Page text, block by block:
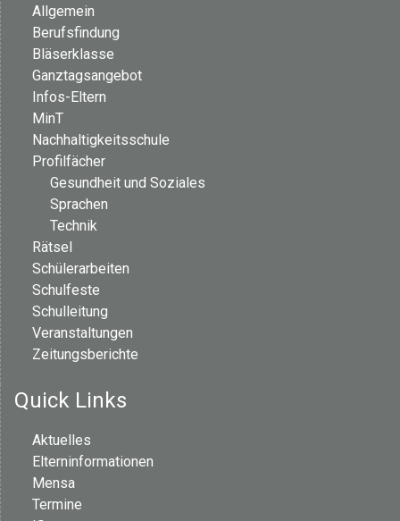
Allgemein
Berufsfindung
Bläserklasse
Ganztagsangebot
Infos-Eltern
MinT
Nachhaltigkeitsschule
Profilfächer
Gesundheit und Soziales
Sprachen
Technik
Rätsel
Schülerarbeiten
Schulfeste
Schulleitung
Veranstaltungen
Zeitungsberichte
Quick Links
Aktuelles
Elterninformationen
Mensa
Termine